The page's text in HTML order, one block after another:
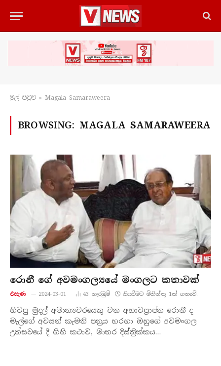
මුල් පිටු​ව » Magala Samaraweera
BROWSING: MAGALA SAMARAWEERA
රොනී ගේ අවමංගල්‍යයේ මංගලට කතාවක්
එසැණ 2024-03-01 43 නැරඹු​ම් කියවීමට මිනිත්තු 1ක් ගතවේ.
හිටපු මුදල් අමාත්‍යවරයෙකු වන අභාවප්‍රාප්ත රොනී ද
මැල්ගේ අවසන් කැමති පත්‍රය හරහා ඔහුගේ අවමංගල
උත්සවයේ දී ගිහි කථාව, මාතර දිස්ත්‍රික්කය…